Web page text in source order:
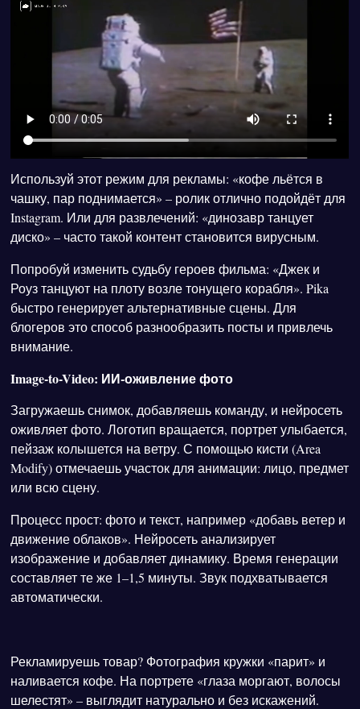
Используй этот режим для рекламы: «кофе льётся в
чашку, пар поднимается» – ролик отлично подойдёт для
Instagram. Или для развлечений: «динозавр танцует
диско» – часто такой контент становится вирусным.
Попробуй изменить судьбу героев фильма: «Джек и
Роуз танцуют на плоту возле тонущего корабля». Pika
быстро генерирует альтернативные сцены. Для
блогеров это способ разнообразить посты и привлечь
внимание.
Image-to-Video: ИИ-оживление фото
Загружаешь снимок, добавляешь команду, и нейросеть
оживляет фото. Логотип вращается, портрет улыбается,
пейзаж колышется на ветру. С помощью кисти (Area
Modify) отмечаешь участок для анимации: лицо, предмет
или всю сцену.
Процесс прост: фото и текст, например «добавь ветер и
движение облаков». Нейросеть анализирует
изображение и добавляет динамику. Время генерации
составляет те же 1–1,5 минуты. Звук подхватывается
автоматически.
Рекламируешь товар? Фотография кружки «парит» и
наливается кофе. На портрете «глаза моргают, волосы
шелестят» – выглядит натурально и без искажений.